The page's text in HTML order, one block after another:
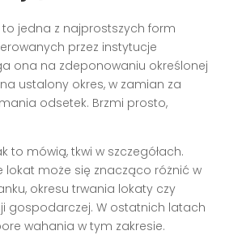
jedna z najprostszych form
przez instytucje
ona na zdeponowaniu określonej
ustalony okres, w zamian za
odsetek. Brzmi prosto,
to mówią, tkwi w szczegółach.
lokat może się znacząco różnić w
okresu trwania lokaty czy
gospodarczej. W ostatnich latach
wahania w tym zakresie.